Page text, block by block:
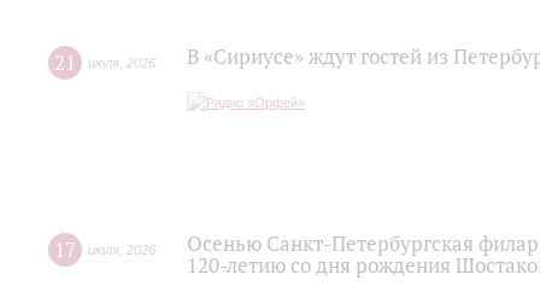
21 июля 2026 В «Сириусе» ждут гостей из
17 июля 2026
Осенью Санкт-Петербургская
120‑летию со дня рождения